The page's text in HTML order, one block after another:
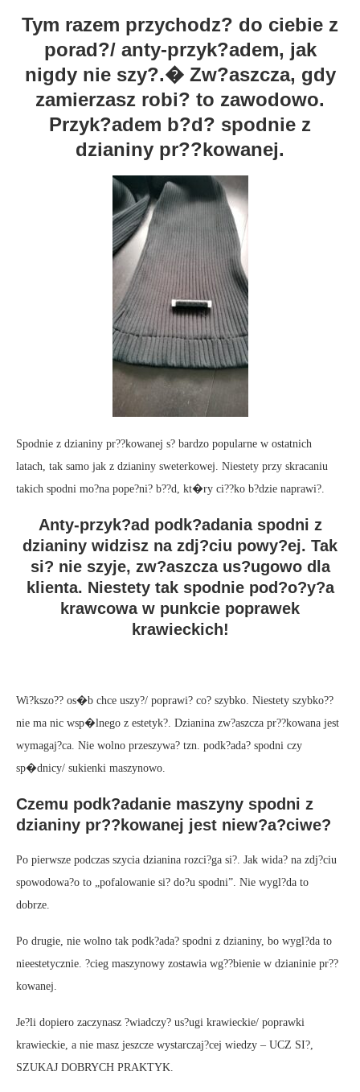
Tym razem przychodz? do ciebie z
porad?/ anty-przyk?adem, jak
nigdy nie szy?.� Zw?aszcza, gdy
zamierzasz robi? to zawodowo.
Przyk?adem b?d? spodnie z
dzianiny pr??kowanej.
Spodnie z dzianiny pr??kowanej s? bardzo popularne w ostatnich
latach, tak samo jak z dzianiny sweterkowej. Niestety przy skracaniu
takich spodni mo?na pope?ni? b??d, kt�ry ci??ko b?dzie naprawi?.
Anty-przyk?ad podk?adania spodni z
dzianiny widzisz na zdj?ciu powy?ej. Tak
si? nie szyje, zw?aszcza us?ugowo dla
klienta. Niestety tak spodnie pod?o?y?a
krawcowa w punkcie poprawek
krawieckich!
Wi?kszo?? os�b chce uszy?/ poprawi? co? szybko. Niestety szybko??
nie ma nic wsp�lnego z estetyk?. Dzianina zw?aszcza pr??kowana jest
wymagaj?ca. Nie wolno przeszywa? tzn. podk?ada? spodni czy
sp�dnicy/ sukienki maszynowo.
Czemu podk?adanie maszyny spodni z
dzianiny pr??kowanej jest niew?a?ciwe?
Po pierwsze podczas szycia dzianina rozci?ga si?. Jak wida? na zdj?ciu
spowodowa?o to „pofalowanie si? do?u spodni”. Nie wygl?da to
dobrze.
Po drugie, nie wolno tak podk?ada? spodni z dzianiny, bo wygl?da to
nieestetycznie. ?cieg maszynowy zostawia wg??bienie w dzianinie pr??
kowanej.
Je?li dopiero zaczynasz ?wiadczy? us?ugi krawieckie/ poprawki
krawieckie, a nie masz jeszcze wystarczaj?cej wiedzy – UCZ SI?,
SZUKAJ DOBRYCH PRAKTYK.